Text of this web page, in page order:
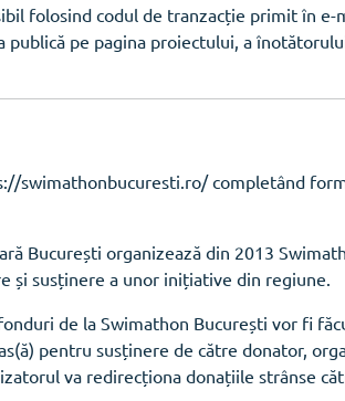
folosind codul de tranzacție primit în e-
pe pagina proiectului, a
swimathonbucuresti.ro/ completând
București organizează din 2013
și susținere a unor inițiative din regiune.
de la Swimathon București vor fi
pentru susținere de către donator,
va redirecționa donațiile strânse